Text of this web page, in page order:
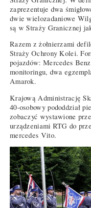
zaprezentuje dwa
dwie wielozadaniowe
są w Straży Granicznej
Razem z żołnierzami
Straży Ochrony Kolei.
pojazdów: Mercedes
monitoringu, dwa
Amarok.
Krajową Administrację
40-osobowy pododdział
zobaczyć wystawione
urządzeniami RTG do
mercedes Vito.